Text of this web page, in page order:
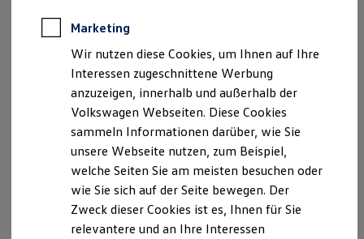
Reparatur, Pflege & Inspektion
Servicetermin anfragen
Service-Vorteile bei Volkswagen Nutzfahrzeuge
Economy Service
Räder & Reifen Service
Ersatzfahrzeuge
Notdienst und Pannenhilfe
Software, Konnektivität & Apps
California App
VW Connect für Ihren ID. Buzz
VW Connect für Ihren Amarok
VW Connect für andere Modelle
Connect Pro
Marketing
Wir nutzen diese Cookies, um Ihnen auf Ihre
Interessen zugeschnittene Werbung
anzuzeigen, innerhalb und außerhalb der
Volkswagen Webseiten. Diese Cookies
sammeln Informationen darüber, wie Sie
unsere Webseite nutzen, zum Beispiel,
welche Seiten Sie am meisten besuchen oder
wie Sie sich auf der Seite bewegen. Der
Zweck dieser Cookies ist es, Ihnen für Sie
relevantere und an Ihre Interessen